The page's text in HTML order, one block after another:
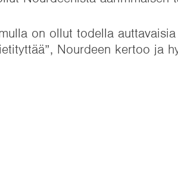
on ollut todella
Nourdeen kertoo ja